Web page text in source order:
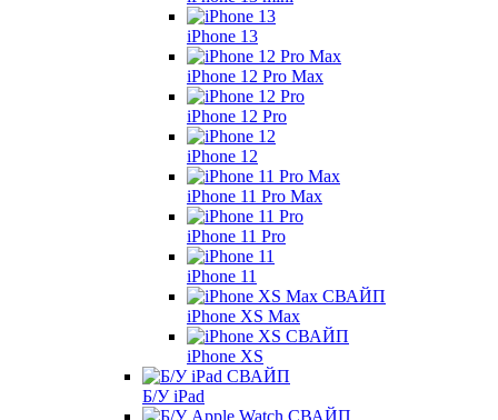
iPhone 13
iPhone 12 Pro Max
iPhone 12 Pro
iPhone 12
iPhone 11 Pro Max
iPhone 11 Pro
iPhone 11
iPhone XS Max
iPhone XS
Б/У iPad